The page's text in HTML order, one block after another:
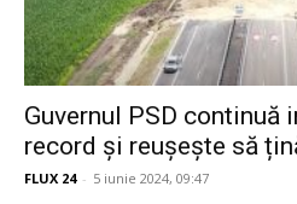
Guvernul PSD
record și reușește să
FLUX 24 - 5 iunie 2024, 09:47